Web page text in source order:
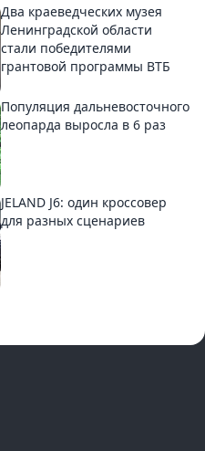
Два краеведческих музея
Ленинградской области
стали победителями
грантовой программы ВТБ
Популяция дальневосточного
леопарда выросла в 6 раз
JELAND J6: один кроссовер
для разных сценариев